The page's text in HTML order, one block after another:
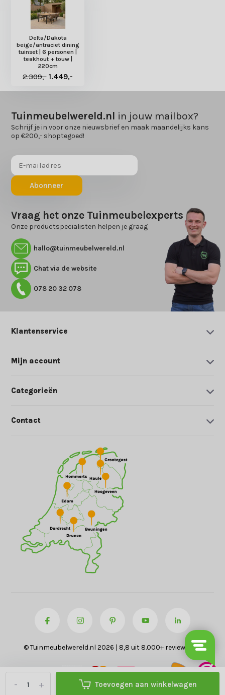
+
- Toevoegen aan winkelwagen
Delta/Dakota
beige/antraciet dining
tuinset | 6 personen |
teakhout + touw |
220cm
2.309,- 1.449,-
Tuinmeubelwereld.nl in jouw mailbox?
Schrijf je in voor onze nieuwsbrief en maak maandelijks kans
op €200,- shoptegoed!
Abonneer
Vraag het onze Tuinmeubelexperts
Onze productspecialisten helpen je graag
hallo@tuinmeubelwereld.nl
Chat via de website
078 20 32 078
Klantenservice
Mijn account
Categorieën
Contact
© Tuinmeubelwereld.nl 2026 | 8,8 uit 8.000+ reviews